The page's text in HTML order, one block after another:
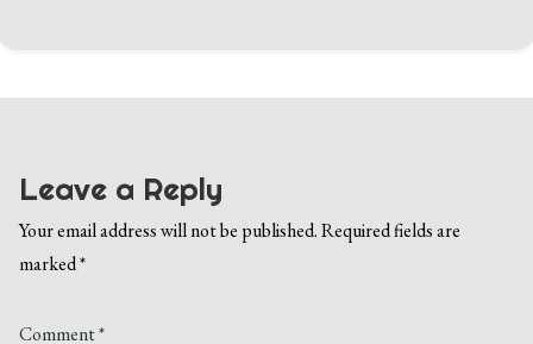
Leave a Reply
Your email address will not be published. Required fields are
marked*
Comment*